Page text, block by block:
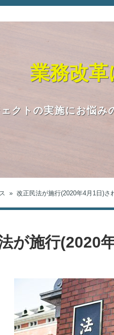
業務改
クトの実施にお悩み
» 改正民法が施行(2020年4月1日)さ
が施行(2020